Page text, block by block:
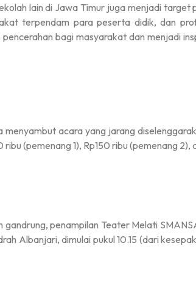
lain di Jawa Timur juga menjadi target
terpendam para peserta didik, dan
bagi masyarakat dan menjadi
acara yang jarang
(pemenang 1), Rp150 ribu (pemenang 2),
penampilan Teater Melati
Albanjari, dimulai pukul 10.15 (dari